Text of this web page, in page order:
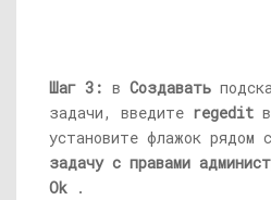
Шаг 3: в Создавать
задачи, введите regedit
установите флажок рядом с
задачу с правами
Ok .